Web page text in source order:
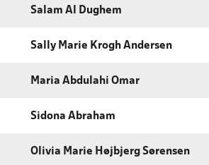
Salam Al Dughem
Sally Marie Krogh Andersen
Maria Abdulahi Omar
Sidona Abraham
Olivia Marie Højbjerg Sørensen